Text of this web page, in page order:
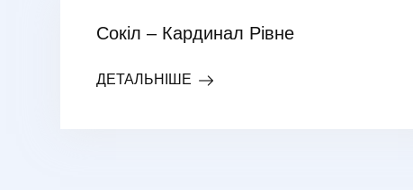
Сокіл – Кардинал Рівне
ДЕТАЛЬНІШЕ